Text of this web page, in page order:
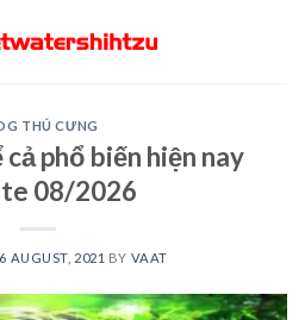
THÚ CƯNG
phổ biến hiện nay
08/2026
AUGUST, 2021 BY VAAT